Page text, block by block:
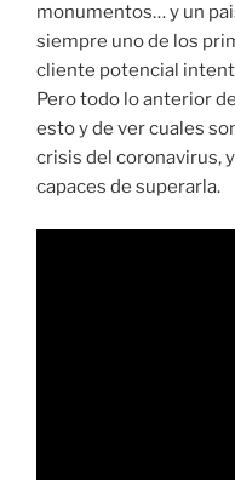
monumentos… y un
siempre uno de los
cliente potencial
Pero todo lo anterior
esto y de ver cuales
crisis del coronavirus,
capaces de superarla.